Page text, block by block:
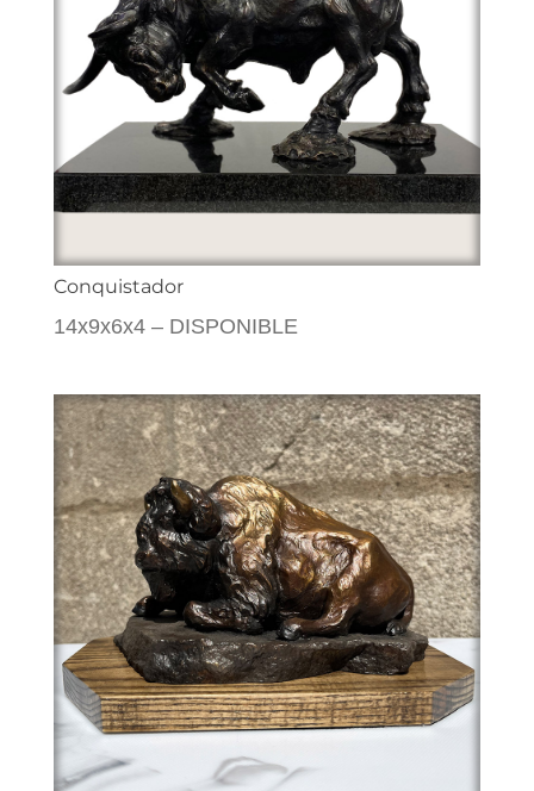
Conquistador
14x9x6x4 – DISPONIBLE